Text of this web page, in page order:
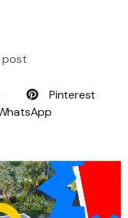
post
Pinterest